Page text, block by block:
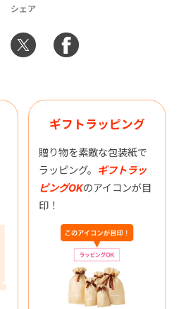
シェア
ギフトラッピング
贈り物を素敵な包装紙で
ラッピング。 ギフトラッ
ピングOKのアイコンが目
印！